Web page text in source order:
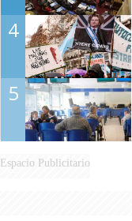
4
5
Espacio Publicitario